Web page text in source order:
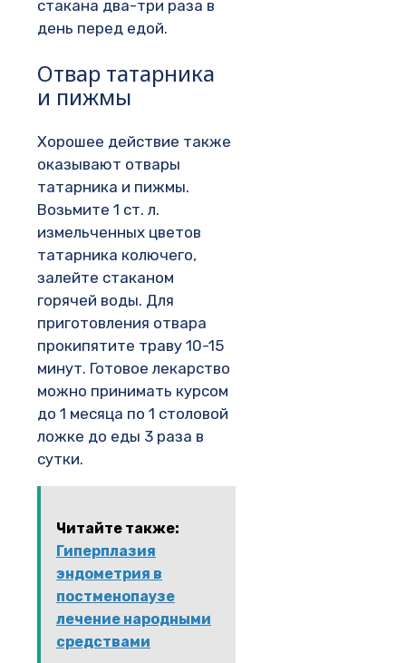
стакана два-три раза в
день перед едой.
Отвар татарника
и пижмы
Хорошее действие также
оказывают отвары
татарника и пижмы.
Возьмите 1 ст. л.
измельченных цветов
татарника колючего,
залейте стаканом
горячей воды. Для
приготовления отвара
прокипятите траву 10-15
минут. Готовое лекарство
можно принимать курсом
до 1 месяца по 1 столовой
ложке до еды 3 раза в
сутки.
Читайте также:
Гиперплазия
эндометрия в
постменопаузе
лечение народными
средствами